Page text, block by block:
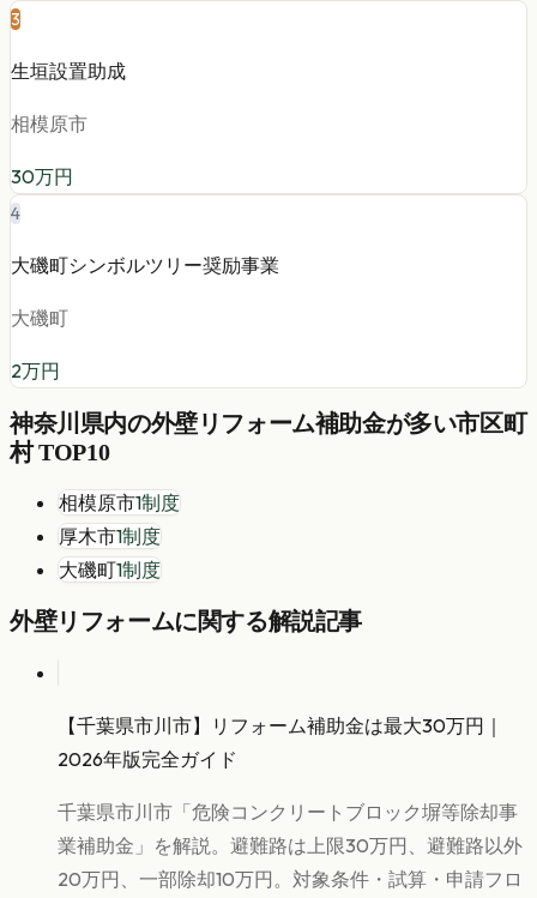
3
生垣設置助成
相模原市
30万円
4
大磯町シンボルツリー奨励事業
大磯町
2万円
神奈川県内の外壁リフォーム補助金が多い市区町
村 TOP10
相模原市1制度
厚木市1制度
大磯町1制度
外壁リフォームに関する解説記事
【千葉県市川市】リフォーム補助金は最大30万円｜
2026年版完全ガイド
千葉県市川市「危険コンクリートブロック塀等除却事
業補助金」を解説。避難路は上限30万円、避難路以外
20万円、一部除却10万円。対象条件・試算・申請フロ